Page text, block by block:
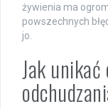
żywienia ma
powszechnych
jo.
Jak